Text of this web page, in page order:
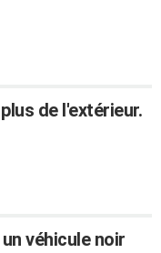
de l'extérieur.
véhicule noir